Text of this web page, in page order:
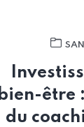
bien-être
du